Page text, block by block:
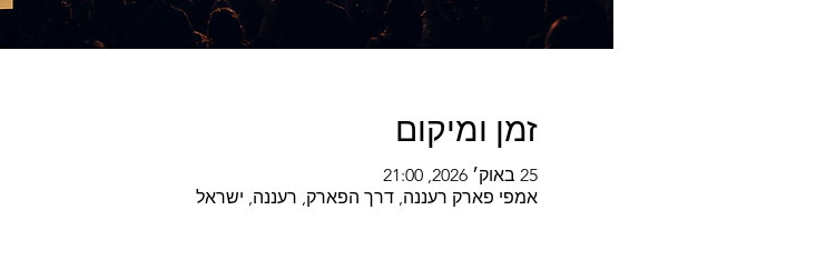
זמן ומיקום
25 באוק׳ 2026, 21:00
אמפי פארק רעננה, דרך הפארק, רעננה, ישראל